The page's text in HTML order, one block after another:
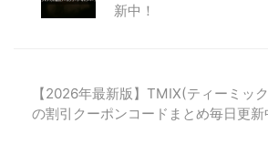
新中！
【2026年最新版】TMIX(ティーミッ
の割引クーポンコードまとめ毎日更新